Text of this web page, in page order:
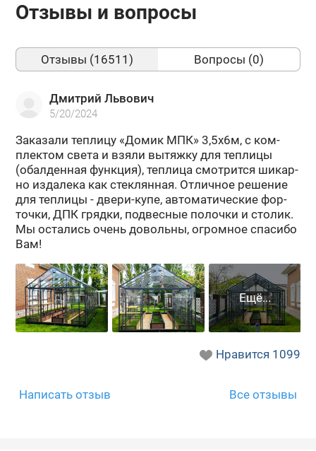
Отзывы и вопросы
Отзывы (16511) Вопросы (0)
Дмитрий Львович
5/20/2024
За­ка­за­ли теп­ли­цу «Домик МПК» 3,5х6м, с ком­
плек­том света и взяли вы­тяж­ку для теп­ли­цы
(обал­ден­ная функ­ция), теп­ли­ца смот­рит­ся ши­кар­
но из­да­ле­ка как стек­лян­ная. От­лич­ное ре­ше­ние
для теп­ли­цы - двери-​купе, ав­то­ма­ти­че­ские фор­
точ­ки, ДПК гряд­ки, под­вес­ные по­лоч­ки и сто­лик.
Мы оста­лись очень до­воль­ны, огром­ное спа­си­бо
Вам!
Нравится 1099
Написать отзыв Все отзывы